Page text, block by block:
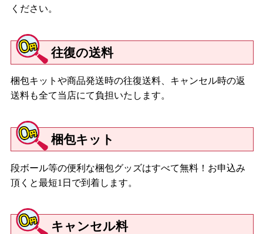
ください。
往復の送料
梱包キットや商品発送時の往復送料、キャンセル時の返
送料も全て当店にて負担いたします。
梱包キット
段ボール等の便利な梱包グッズはすべて無料！お申込み
頂くと最短1日で到着します。
キャンセル料